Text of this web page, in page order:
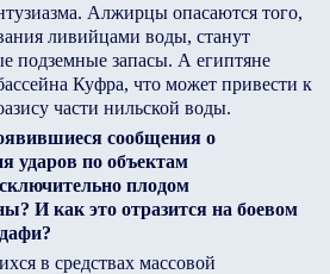
Алжирцы опасаются того,
ливийцами воды, станут
подземные запасы. А египтяне
Куфра, что может привести к
части нильской воды.
сообщения о
ударов по объектам
плодом
И как это отразится на боевом
в средствах массовой